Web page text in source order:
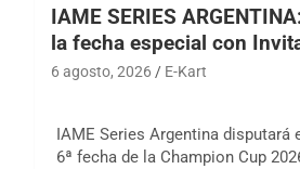
IAME SERIES
la fecha especial con
6 agosto, 2026 E-Kart
IAME Series Argentina disputará
6ª fecha de la Champion Cup